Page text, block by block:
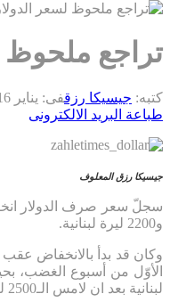
تراجع ملحوظ
كتبه: جيسيكا رزقفى: يناير 16, 2020
طباعة البريد الالكترونى
جيسيكا رزق المعلوف
و2200 ليرة لبنانية.
وكان قد بدأ بالانخفاض عقب
لبنانية بعد ان لامس الـ2500 ليرة في الايام السابقة.